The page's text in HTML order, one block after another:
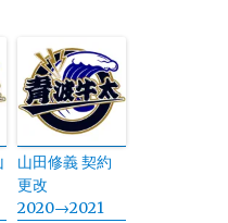
山田修義 契約
更改
2020→2021